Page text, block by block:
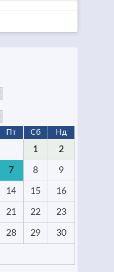
Пт Сб Нд
1 2
7 8 9
14 15 16
21 22 23
28 29 30